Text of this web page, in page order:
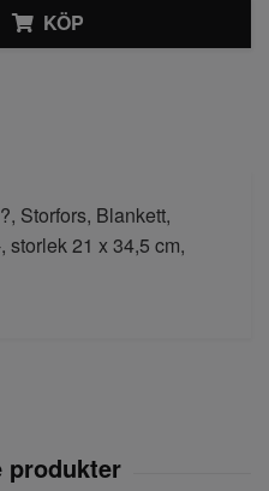
KÖP
Storfors, Blankett,
storlek 21 x 34,5 cm,